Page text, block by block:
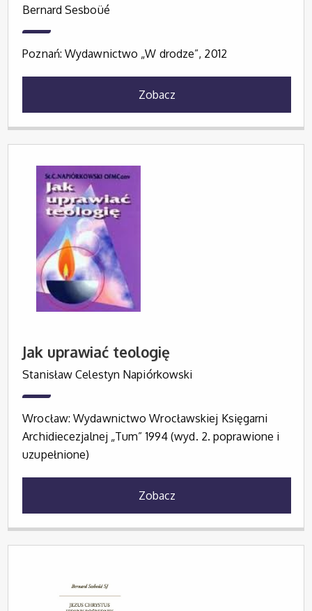
Bernard Sesboüé
Poznań: Wydawnictwo „W drodze”, 2012
Zobacz
Jak uprawiać teologię
Stanisław Celestyn Napiórkowski
Wrocław: Wydawnictwo Wrocławskiej Księgarni
Archidiecezjalnej „Tum” 1994 (wyd. 2. poprawione i
uzupełnione)
Zobacz